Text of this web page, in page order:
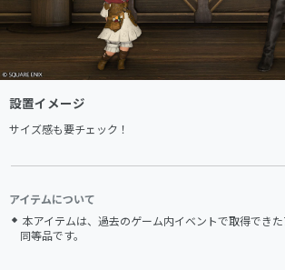
設置イメージ
サイズ感も要チェック！
アイテムについて
本アイテムは、過去のゲーム内イベントで取得でき
同等品です。